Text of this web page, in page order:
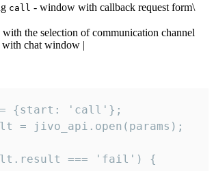
call - window with callback request form\
the selection of communication channel
chat window |
= {start: 'call'};
= jivo_api.open(params);
=== 'fail') {